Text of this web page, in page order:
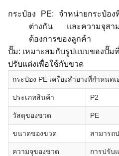
กระป๋อง PE: จําหน่ายกระป๋อ
ต่างกัน และความจุสาม
ต้องการของลูกค้า
ปั๊ม: เหมาะสมกับรูปแบบของปั๊ม
ปรับแต่งเพื่อใช้กับขวด
กระป๋อง PE เครื่องสําอางที่กําหนดเ
ประเภทสินค้า P2
วัสดุของขวด PE
ขนาดของขวด สามารถ
ความจุของขวด การปรับ